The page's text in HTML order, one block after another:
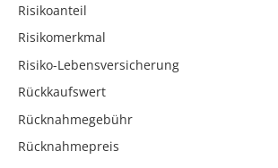
Risikoanteil
Risikomerkmal
Risiko-Lebensversicherung
Rückkaufswert
Rücknahmegebühr
Rücknahmepreis